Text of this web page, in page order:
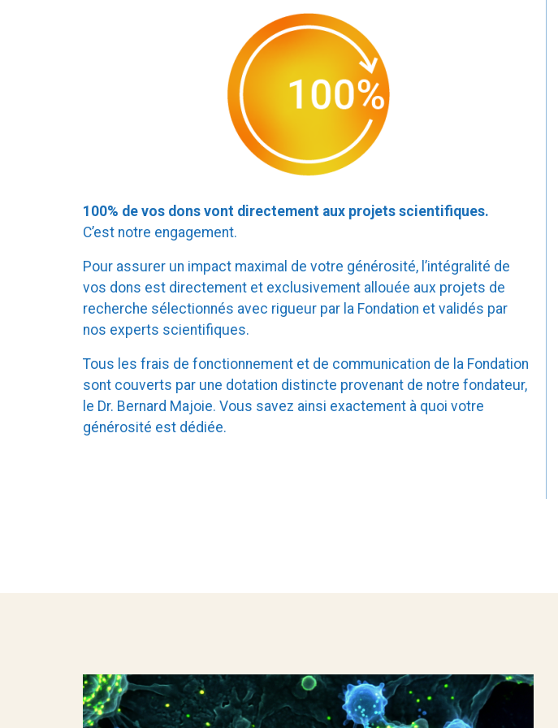
100% de vos dons vont directement aux projets scientifiques.
C’est notre engagement.
Pour assurer un impact maximal de votre générosité, l’intégralité de
vos dons est directement et exclusivement allouée aux projets de
recherche sélectionnés avec rigueur par la Fondation et validés par
nos experts scientifiques.
Tous les frais de fonctionnement et de communication de la Fondation
sont couverts par une dotation distincte provenant de notre fondateur,
le Dr. Bernard Majoie. Vous savez ainsi exactement à quoi votre
générosité est dédiée.